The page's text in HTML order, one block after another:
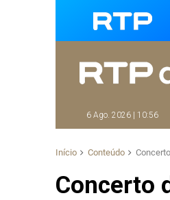
6 Ago. 2026 | 10:56
Início Conteúdo
Concerto